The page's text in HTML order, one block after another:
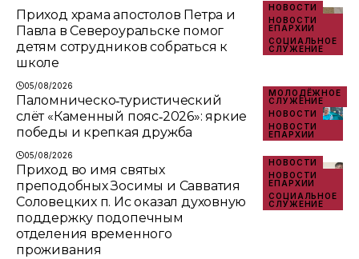
НОВОСТИ
НОВОСТИ
ЕПАРХИИ
СОЦИАЛЬНОЕ
СЛУЖЕНИЕ
Приход храма апостолов Петра и
Павла в Североуральске помог
детям сотрудников собраться к
школе
05/08/2026
МОЛОДЁЖНОЕ
СЛУЖЕНИЕ
НОВОСТИ
НОВОСТИ
ЕПАРХИИ
Паломническо‑туристический
слёт «Каменный пояс‑2026»: яркие
победы и крепкая дружба
05/08/2026
НОВОСТИ
НОВОСТИ
ЕПАРХИИ
СОЦИАЛЬНОЕ
СЛУЖЕНИЕ
Приход во имя святых
преподобных Зосимы и Савватия
Соловецких п. Ис оказал духовную
поддержку подопечным
отделения временного
проживания